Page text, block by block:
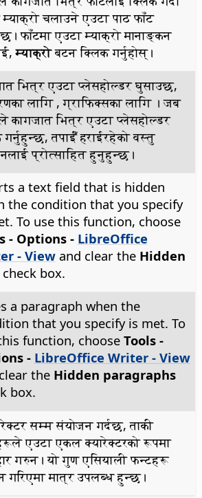
चलाउने एउटा पाठ फाँट
फाँटमा एउटा म्याक्रो मानाङ्कन
म्याक्रोबटन क्लिक गर्नुहोस्।
भित्र एउटा प्लेसहोल्डर घुसाउछ,
लागि , ग्राफिक्सका लागि । जब
कागजात भित्र एउटा प्लेसहोल्डर
तपाईँं हराईरहेको वस्तु
प्रोत्साहित हुनुहुन्छ।
a text field that is hidden
the condition that you specify
To use this function, choose
- Options- LibreOffice
- Viewand clear the Hidden
box.
a paragraph when the
that you specify is met. To
function, choose Tools -
- LibreOffice Writer - View
the Hidden paragraphs
box.
सम्म संयोजन गर्दछ, ताकी
एउटा एकल क्यारेक्टरको रूपमा
गरुन। यो गुण एसियाली फन्टहरू
गरिएमा मात्र उपलब्ध हुन्छ।